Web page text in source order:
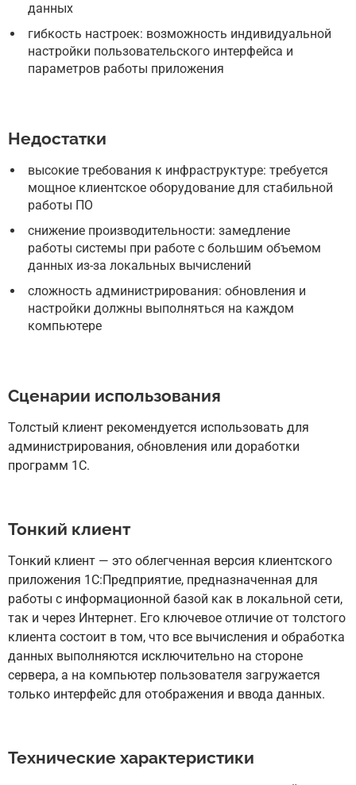
данных
гибкость настроек: возможность индивидуальной
настройки пользовательского интерфейса и
параметров работы приложения
Недостатки
высокие требования к инфраструктуре: требуется
мощное клиентское оборудование для стабильной
работы ПО
снижение производительности: замедление
работы системы при работе с большим объемом
данных из-за локальных вычислений
сложность администрирования: обновления и
настройки должны выполняться на каждом
компьютере
Сценарии использования
Толстый клиент рекомендуется использовать для
администрирования, обновления или доработки
программ 1С.
Тонкий клиент
Тонкий клиент — это облегченная версия клиентского
приложения 1С:Предприятие, предназначенная для
работы с информационной базой как в локальной сети,
так и через Интернет. Его ключевое отличие от толстого
клиента состоит в том, что все вычисления и обработка
данных выполняются исключительно на стороне
сервера, а на компьютер пользователя загружается
только интерфейс для отображения и ввода данных.
Технические характеристики